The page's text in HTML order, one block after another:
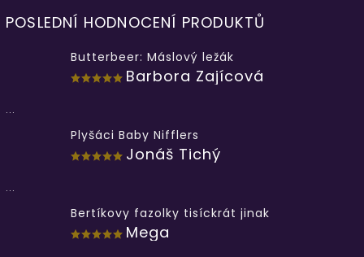
POSLEDNÍ HODNOCENÍ PRODUKTŮ
Butterbeer: Máslový ležák
Barbora Zajícová
...
Plyšáci Baby Nifflers
Jonáš Tichý
...
Bertíkovy fazolky tisíckrát jinak
Mega